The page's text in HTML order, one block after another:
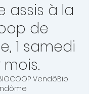
assis à la
de
1 samedi
VendôBio